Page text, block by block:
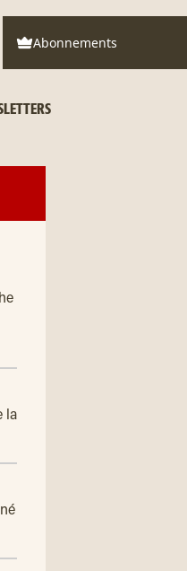
Abonnements
la